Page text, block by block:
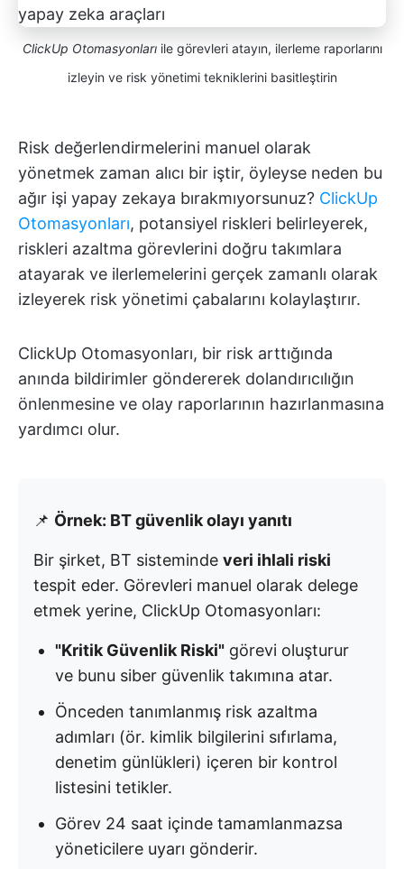
ClickUp Otomasyonlarıile görevleri atayın, ilerleme raporlarını
izleyin ve risk yönetimi tekniklerini basitleştirin
Risk değerlendirmelerini manuel olarak
yönetmek zaman alıcı bir iştir, öyleyse neden bu
ağır işi yapay zekaya bırakmıyorsunuz? ClickUp
Otomasyonları, potansiyel riskleri belirleyerek,
riskleri azaltma görevlerini doğru takımlara
atayarak ve ilerlemelerini gerçek zamanlı olarak
izleyerek risk yönetimi çabalarını kolaylaştırır.
ClickUp Otomasyonları, bir risk arttığında
anında bildirimler göndererek dolandırıcılığın
önlenmesine ve olay raporlarının hazırlanmasına
yardımcı olur.
📌 Örnek: BT güvenlik olayı yanıtı
Bir şirket, BT sisteminde veri ihlali riski
tespit eder. Görevleri manuel olarak delege
etmek yerine, ClickUp Otomasyonları:
"Kritik Güvenlik Riski" görevi oluşturur
ve bunu siber güvenlik takımına atar.
Önceden tanımlanmış risk azaltma
adımları (ör. kimlik bilgilerini sıfırlama,
denetim günlükleri) içeren bir kontrol
listesini tetikler.
Görev 24 saat içinde tamamlanmazsa
yöneticilere uyarı gönderir.